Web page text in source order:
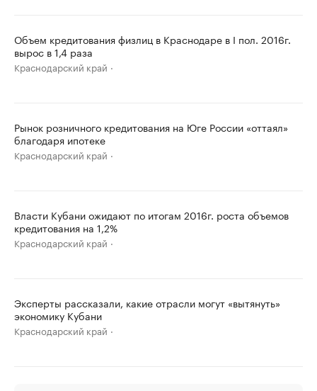
Объем кредитования физлиц в Краснодаре в I пол. 2016г.
вырос в 1,4 раза
Краснодарский край
Рынок розничного кредитования на Юге России «оттаял»
благодаря ипотеке
Краснодарский край
Власти Кубани ожидают по итогам 2016г. роста объемов
кредитования на 1,2%
Краснодарский край
Эксперты рассказали, какие отрасли могут «вытянуть»
экономику Кубани
Краснодарский край